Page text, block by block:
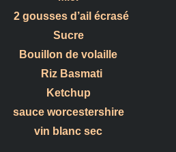
2 gousses d’ail écrasé
Sucre
Bouillon de volaille
Riz Basmati
Ketchup
sauce worcestershire
vin blanc sec